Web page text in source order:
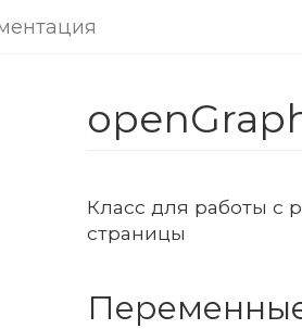
Класс для работы с
страницы